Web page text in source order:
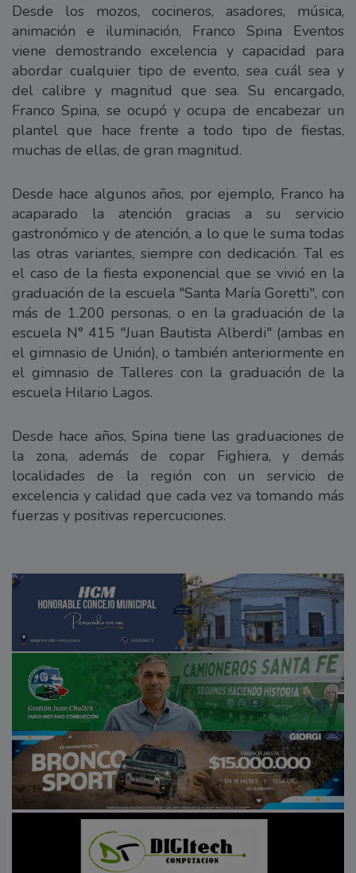
Desde los mozos, cocineros, asadores, música,
animación e iluminación, Franco Spina Eventos
viene demostrando excelencia y capacidad para
abordar cualquier tipo de evento, sea cuál sea y
del calibre y magnitud que sea. Su encargado,
Franco Spina, se ocupó y ocupa de encabezar un
plantel que hace frente a todo tipo de fiestas,
muchas de ellas, de gran magnitud.
Desde hace algunos años, por ejemplo, Franco ha
acaparado la atención gracias a su servicio
gastronómico y de atención, a lo que le suma todas
las otras variantes, siempre con dedicación. Tal es
el caso de la fiesta exponencial que se vivió en la
graduación de la escuela "Santa María Goretti", con
más de 1.200 personas, o en la graduación de la
escuela N° 415 "Juan Bautista Alberdi" (ambas en
el gimnasio de Unión), o también anteriormente en
el gimnasio de Talleres con la graduación de la
escuela Hilario Lagos.
Desde hace años, Spina tiene las graduaciones de
la zona, además de copar Fighiera, y demás
localidades de la región con un servicio de
excelencia y calidad que cada vez va tomando más
fuerzas y positivas repercuciones.